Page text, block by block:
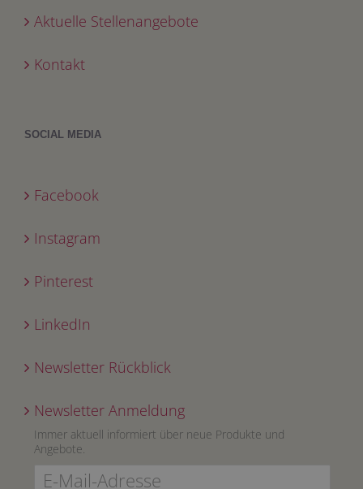
Aktuelle Stellenangebote
Kontakt
SOCIAL MEDIA
Facebook
Instagram
Pinterest
LinkedIn
Newsletter Rückblick
Newsletter Anmeldung
Immer aktuell informiert über neue Produkte und
Angebote.